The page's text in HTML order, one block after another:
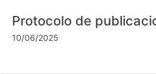
Protocolo de
10/06/2025